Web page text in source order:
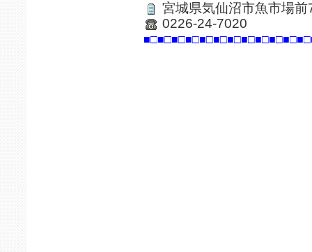
宮城県気仙沼市魚市場
0226-24-7020